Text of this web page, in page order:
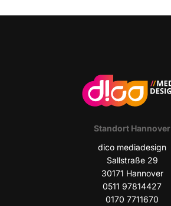
Stand­ort Hannover
dico media­de­sign
Sall­stra­ße 29
30171 Han­no­ver
0511 97814427
0170 7711670